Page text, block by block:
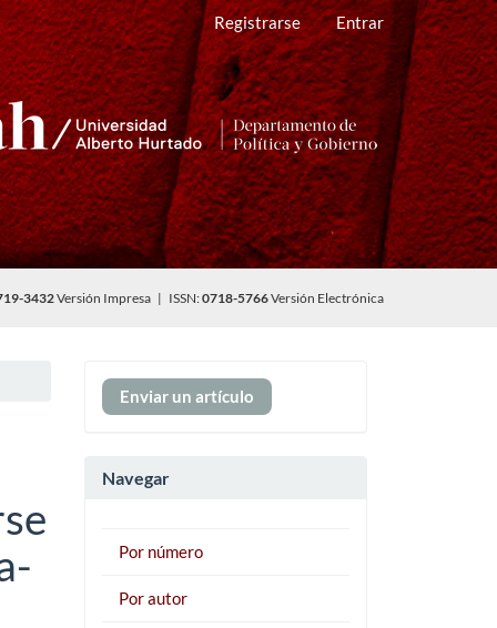
Registrarse Entrar
3432Versión Impresa | ISSN:0718-5766Versión Electrónica
Enviar
un
Enviar un artículo
Navegar
Por número
Por autor